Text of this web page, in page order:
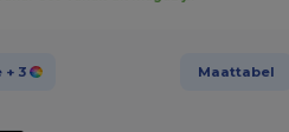
+ 3 Maattabel